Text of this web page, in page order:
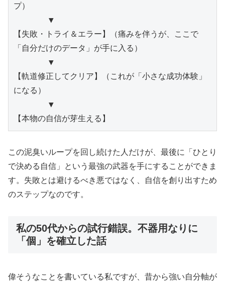
プ）
【失敗・トライ＆エラー】（痛みを伴うが、ここで
「自分だけのデータ」が手に入る）
【軌道修正してクリア】（これが「小さな成功体験」
になる）
【本物の自信が芽生える】
この泥臭いループを回し続けた人だけが、最後に「ひとり
で決める自信」という最強の武器を手にすることができま
す。失敗とは避けるべき悪ではなく、自信を創り出すため
のステップなのです。
私の50代からの試行錯誤。不器用なりに
「個」を確立した話
偉そうなことを書いている私ですが、昔から強い自分軸が